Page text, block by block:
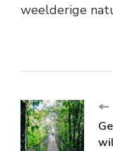
weelderige